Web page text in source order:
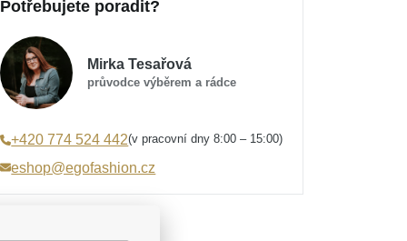
Potřebujete poradit?
Mirka Tesařová
průvodce výběrem a rádce
+420 774 524 442(v pracovní dny 8:00 – 15:00)
eshop@egofashion.cz